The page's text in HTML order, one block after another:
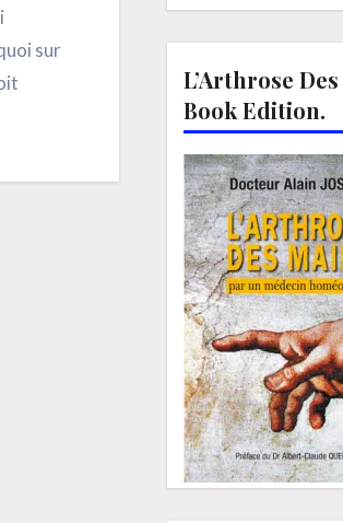
sur
L’Arthrose
Book Edition.